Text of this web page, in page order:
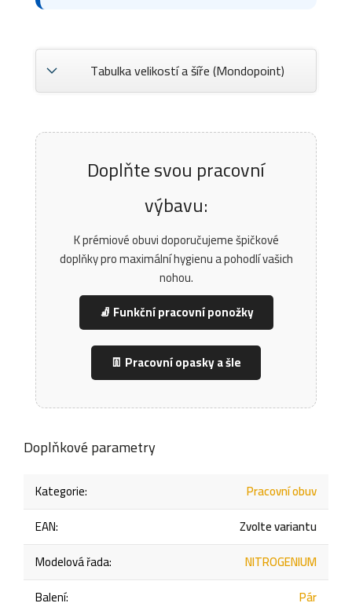
Tabulka velikostí a šíře (Mondopoint)
Doplňte svou pracovní
výbavu:
K prémiové obuvi doporučujeme špičkové
doplňky pro maximální hygienu a pohodlí vašich
nohou.
🧦 Funkční pracovní ponožky
👖 Pracovní opasky a šle
Doplňkové parametry
Kategorie:
Pracovní obuv
EAN:
Zvolte variantu
Modelová řada:
NITROGENIUM
Balení:
Pár